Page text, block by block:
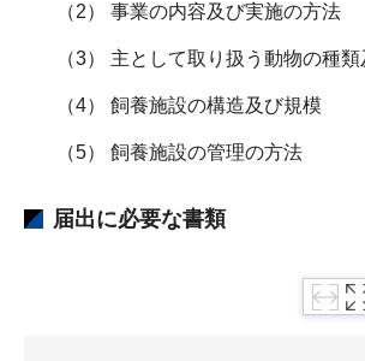
（2） 事業の内容及び実施の方法
（3） 主として取り扱う動物の種
（4） 飼養施設の構造及び規模
（5） 飼養施設の管理の方法
届出に必要な書類